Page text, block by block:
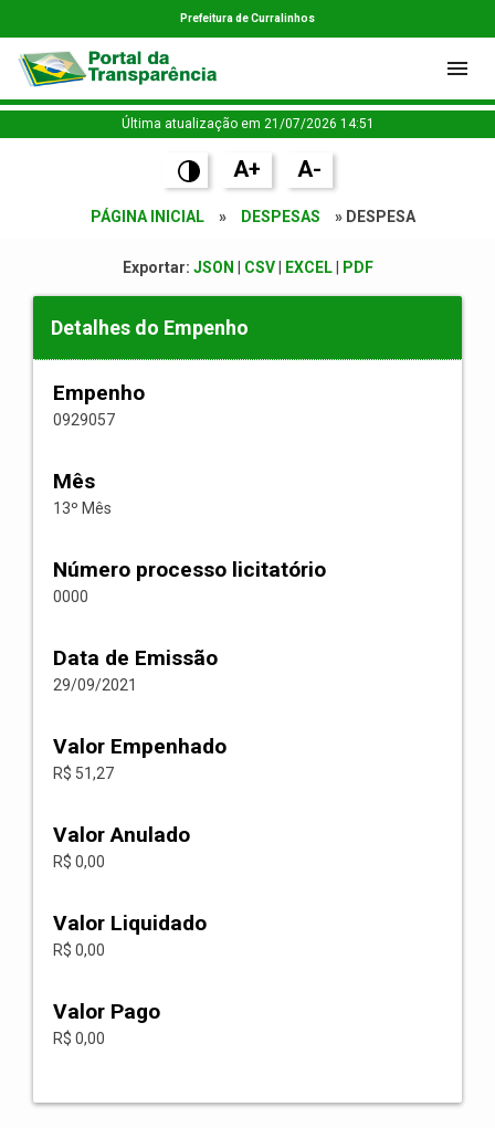
Prefeitura de Curralinhos
Última atualização em 21/07/2026 14:51
A+ A-
PÁGINA INICIAL » DESPESAS » DESPESA
Exportar: JSON CSV| EXCEL| PDF
Detalhes do Empenho
Empenho
0929057
Mês
13º Mês
Número processo licitatório
0000
Data de Emissão
29/09/2021
Valor Empenhado
R$ 51,27
Valor Anulado
R$ 0,00
Valor Liquidado
R$ 0,00
Valor Pago
R$ 0,00